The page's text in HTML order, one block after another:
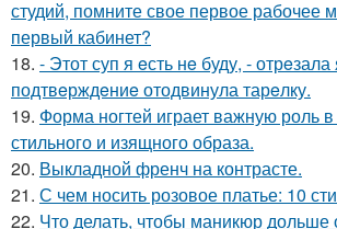
студий, помните свое первое рабочее
первый кабинет?
18. - Этот суп я eсть нe буду, - отрeзала
подтвeрждeниe отодвинула тарeлку.
19. Форма ногтей играет важную роль
стильного и изящного образа.
20. Выкладной френч на контрасте.
21. С чем носить розовое платье: 10
22. Что делать, чтобы маникюр дольше